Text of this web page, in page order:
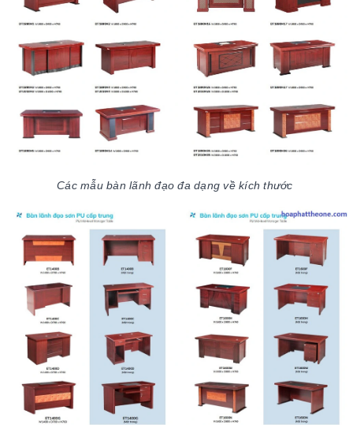
Các mẫu bàn lãnh đạo đa dạng về kích thước